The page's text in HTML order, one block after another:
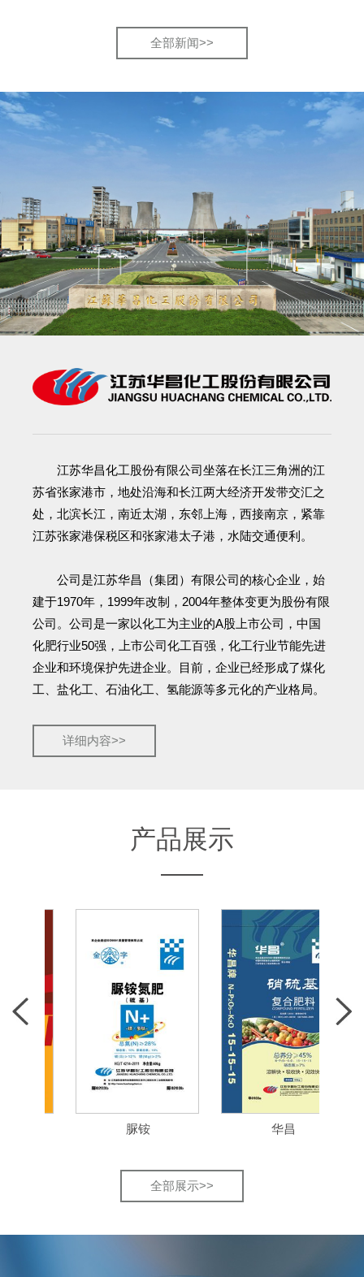
全部新闻>>
江苏华昌化工股份有限公司坐落在长江三角洲的江
苏省张家港市，地处沿海和长江两大经济开发带交汇之
处，北滨长江，南近太湖，东邻上海，西接南京，紧靠
江苏张家港保税区和张家港太子港，水陆交通便利。
公司是江苏华昌（集团）有限公司的核心企业，始
建于1970年，1999年改制，2004年整体变更为股份有限
公司。公司是一家以化工为主业的A股上市公司，中国
化肥行业50强，上市公司化工百强，化工行业节能先进
企业和环境保护先进企业。目前，企业已经形成了煤化
工、盐化工、石油化工、氢能源等多元化的产业格局。
详细内容>>
产品展示
全部展示>>